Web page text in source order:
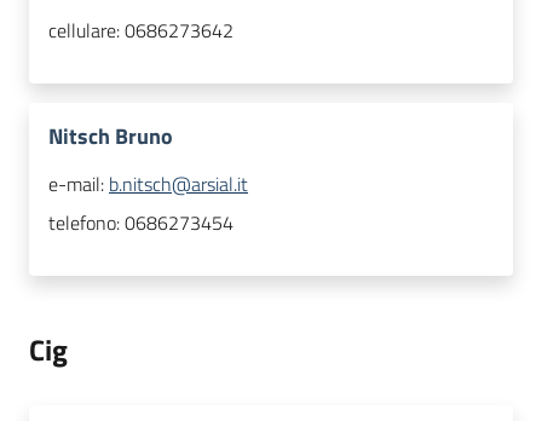
cellulare:0686273642
Nitsch Bruno
e-mail: b.nitsch@arsial.it
telefono:0686273454
Cig